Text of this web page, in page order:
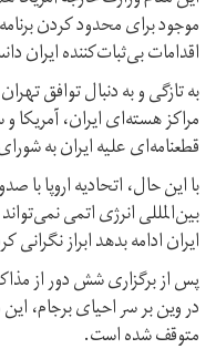
موجود برای محدود کردن
اقدامات بی‌ثبات‌کننده ایران
به تازگی و به دنبال توافق
مراکز هسته‌ای ایران، آمریکا
قطعنامه‌ای علیه ایران به
با این حال، اتحادیه اروپا با
بین‌المللی انرژی اتمی
ایران ادامه بدهد ابراز نگرانی
پس از برگزاری شش دور از
در وین بر سر احیای برجام،
متوقف شده است.